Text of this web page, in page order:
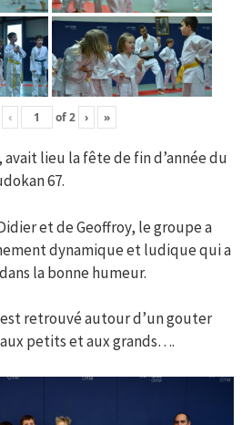
‹ of2 › »
avait lieu la fête de fin d’année du
67.
et de Geoffroy, le groupe a
dynamique et ludique qui a
la bonne humeur.
retrouvé autour d’un gouter
petits et aux grands….